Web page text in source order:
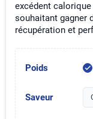
excédent
souhaitant gagner
récupération et
Poids check
Saveur